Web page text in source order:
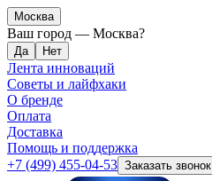
Москва
Ваш город — Москва?
Лента инноваций
Советы и лайфхаки
О бренде
Оплата
Доставка
Помощь и поддержка
+7 (499) 455-04-53 Заказать звонок